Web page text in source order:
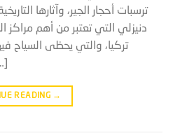
ترسبات أحجار الجير، وآثارها
دنيزلي التي تعتبر من أهم
تركيا، والتي يحظى السياح
READING →